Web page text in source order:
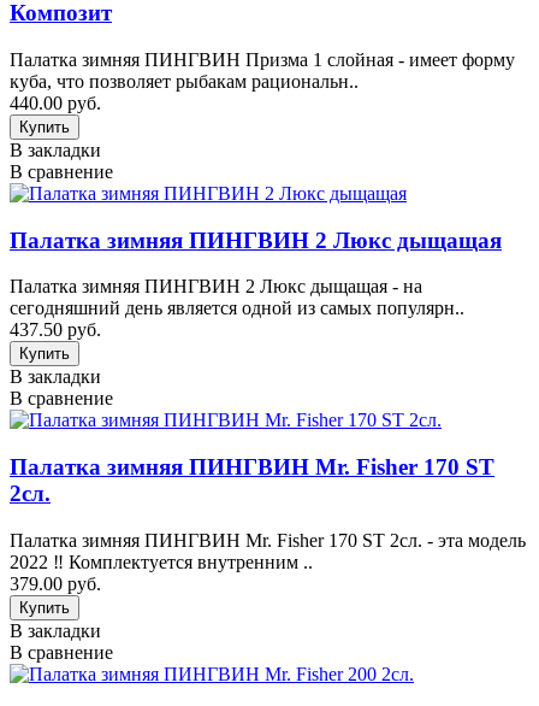
Композит
Палатка зимняя ПИНГВИН Призма 1 слойная - имеет форму
куба, что позволяет рыбакам рациональн..
440.00 руб.
В закладки
В сравнение
Палатка зимняя ПИНГВИН 2 Люкс дыщащая
Палатка зимняя ПИНГВИН 2 Люкс дыщащая - на
сегодняшний день является одной из самых популярн..
437.50 руб.
В закладки
В сравнение
Палатка зимняя ПИНГВИН Mr. Fisher 170 ST
2сл.
Палатка зимняя ПИНГВИН Mr. Fisher 170 ST 2сл. - эта модель
2022 ‼️ Комплектуется внутренним ..
379.00 руб.
В закладки
В сравнение